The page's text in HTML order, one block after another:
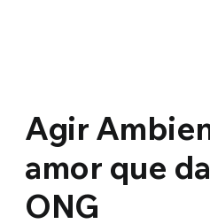
Agir
amor que
ONG